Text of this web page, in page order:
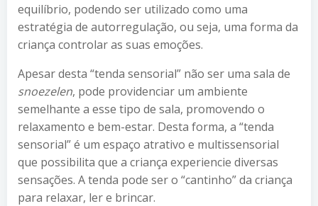
equilíbrio, podendo ser utilizado como uma
estratégia de autorregulação, ou seja, uma forma da
criança controlar as suas emoções.
Apesar desta “tenda sensorial” não ser uma sala de
snoezelen, pode providenciar um ambiente
semelhante a esse tipo de sala, promovendo o
relaxamento e bem-estar. Desta forma, a “tenda
sensorial” é um espaço atrativo e multissensorial
que possibilita que a criança experiencie diversas
sensações. A tenda pode ser o “cantinho” da criança
para relaxar, ler e brincar.